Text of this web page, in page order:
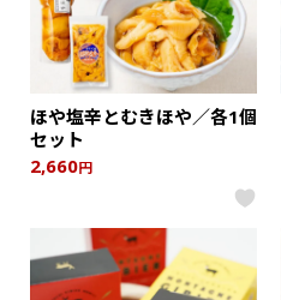
ほや塩辛とむきほや／各1個
セット
2,660円